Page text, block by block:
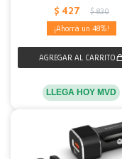
$ 427 $ 830
48
LLEGA HOY MVD